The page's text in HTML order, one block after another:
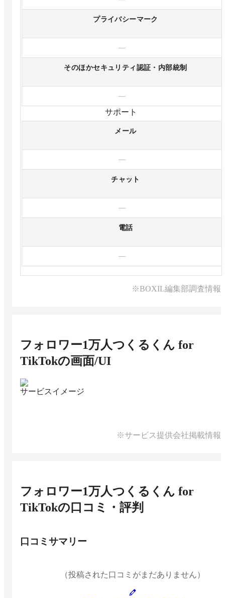
プライバシーマーク
—
そのほかセキュリティ認証・内部統制
—
サポート
メール
—
チャット
—
電話
—
※BOXIL編集部調査情報
フォロワー1万人つくるくん for
TikTokの画面/UI
サービスイメージ
※サービス提供会社掲載情報
フォロワー1万人つくるくん for
TikTokの口コミ・評判
口コミサマリー
（投稿された口コミがまだありません）